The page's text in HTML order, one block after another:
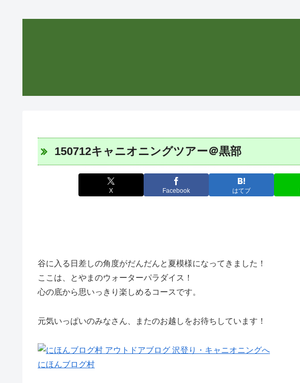
150712キャニオニングツアー＠黒部
X Facebook はてブ
谷に入る日差しの角度がだんだんと夏模様になってきました！
ここは、とやまのウォーターパラダイス！
心の底から思いっきり楽しめるコースです。
元気いっぱいのみなさん、またのお越しをお待ちしています！
にほんブログ村